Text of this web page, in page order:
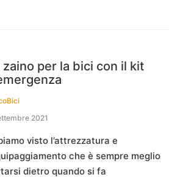
zaino per la bici con il kit
2021
visto l’attrezzatura e
che è sempre meglio
dietro quando si fa